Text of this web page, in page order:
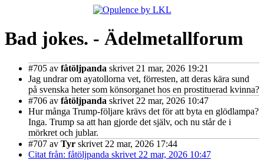
Bad jokes. - Ädelmetallforum
#705 av fåtöljpanda skrivet 21 mar, 2026 19:21
Jag undrar om ayatollorna vet, förresten, att deras kära sund
på svenska heter som könsorganet hos en prostituerad kvinna?
#706 av fåtöljpanda skrivet 22 mar, 2026 10:47
Hur många Trump-följare krävs det för att byta en glödlampa?
Inga. Trump sa att han gjorde det själv, och nu står de i
mörkret och jublar.
#707 av Tyr skrivet 22 mar, 2026 17:44
Citat från: fåtöljpanda skrivet 22 mar, 2026 10:47